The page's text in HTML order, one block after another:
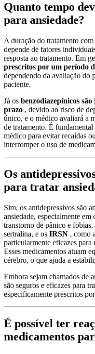
Quanto tempo
para ansiedade?
A duração do tratamento
depende de fatores
resposta ao tratamento. Em
prescritos por um período
dependendo da avaliação do
paciente.
Já os benzodiazepínicos
prazo , devido ao risco de
único, e o médico avaliará a
de tratamento. É
médico para evitar recaídas
interromper o uso de
Os
para tratar
Sim, os antidepressivos são
ansiedade, especialmente em
transtorno de pânico e fobias.
sertralina, e os IRSN , como
particularmente eficazes para
Esses medicamentos atuam
cérebro, o que ajuda a
Embora sejam chamados de
são seguros e eficazes para
especificamente prescritos
É possível ter
medicamentos